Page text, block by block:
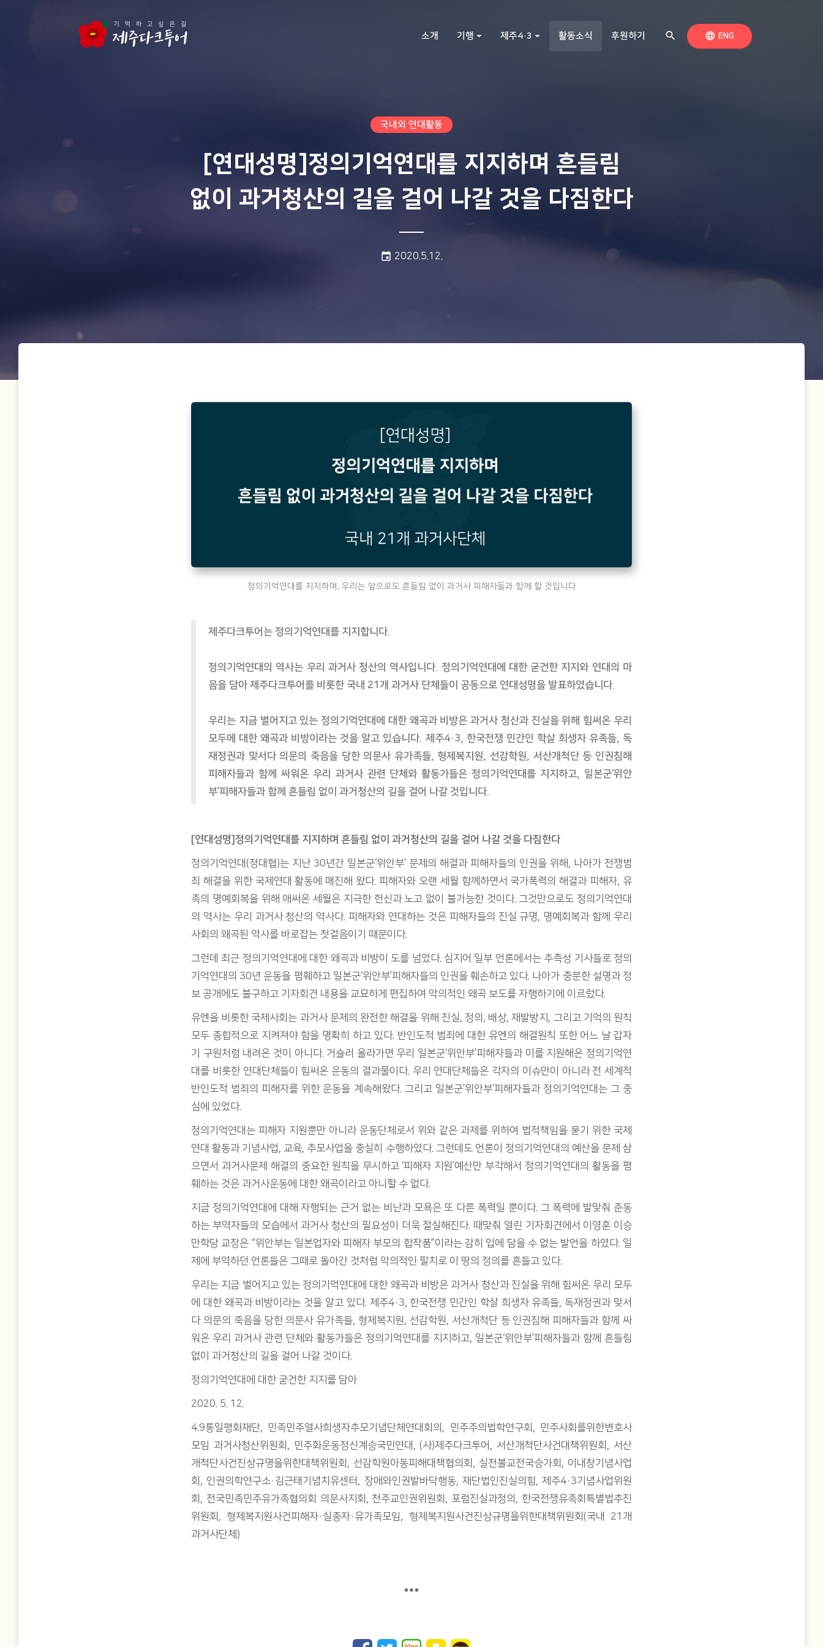
소개 기행 제주4·3 활동소식 (현재 페이지)
후원하기 search 검색하기언어 전환
language ENG
국내외 연대활동
[연대성명]정의기억연대를 지지하며 흔들림
없이 과거청산의 길을 걸어 나갈 것을 다짐한다
event 게시일:
2020.5.12.
정의기억연대를 지지하며, 우리는 앞으로도 흔들림 없이 과거사 피해자들과 함께 할 것입니다
제주다크투어는 정의기억연대를 지지합니다.
정의기억연대의 역사는 우리 과거사 청산의 역사입니다. 정의기억연대에 대한 굳건한 지지와 연대의 마
음을 담아 제주다크투어를 비롯한 국내 21개 과거사 단체들이 공동으로 연대성명을 발표하였습니다.
우리는 지금 벌어지고 있는 정의기억연대에 대한 왜곡과 비방은 과거사 청산과 진실을 위해 힘써온 우리
모두에 대한 왜곡과 비방이라는 것을 알고 있습니다. 제주4·3, 한국전쟁 민간인 학살 희생자 유족들, 독
재정권과 맞서다 의문의 죽음을 당한 의문사 유가족들, 형제복지원, 선감학원, 서산개척단 등 인권침해
피해자들과 함께 싸워온 우리 과거사 관련 단체와 활동가들은 정의기억연대를 지지하고, 일본군‘위안
부’피해자들과 함께 흔들림 없이 과거청산의 길을 걸어 나갈 것입니다.
[연대성명]정의기억연대를 지지하며 흔들림 없이 과거청산의 길을 걸어 나갈 것을 다짐한다
정의기억연대(정대협)는 지난 30년간 일본군‘위안부’ 문제의 해결과 피해자들의 인권을 위해, 나아가 전쟁범
죄 해결을 위한 국제연대 활동에 매진해 왔다. 피해자와 오랜 세월 함께하면서 국가폭력의 해결과 피해자, 유
족의 명예회복을 위해 애써온 세월은 지극한 헌신과 노고 없이 불가능한 것이다. 그것만으로도 정의기억연대
의 역사는 우리 과거사 청산의 역사다. 피해자와 연대하는 것은 피해자들의 진실 규명, 명예회복과 함께 우리
사회의 왜곡된 역사를 바로잡는 첫걸음이기 때문이다.
그런데 최근 정의기억연대에 대한 왜곡과 비방이 도를 넘었다. 심지어 일부 언론에서는 추측성 기사들로 정의
기억연대의 30년 운동을 폄훼하고 일본군‘위안부’피해자들의 인권을 훼손하고 있다. 나아가 충분한 설명과 정
보 공개에도 불구하고 기자회견 내용을 교묘하게 편집하여 악의적인 왜곡 보도를 자행하기에 이르렀다.
유엔을 비롯한 국제사회는 과거사 문제의 완전한 해결을 위해 진실, 정의, 배상, 재발방지, 그리고 기억의 원칙
모두 종합적으로 지켜져야 함을 명확히 하고 있다. 반인도적 범죄에 대한 유엔의 해결원칙 또한 어느 날 갑자
기 구원처럼 내려온 것이 아니다. 거슬러 올라가면 우리 일본군‘위안부’피해자들과 이를 지원해온 정의기억연
대를 비롯한 연대단체들이 힘써온 운동의 결과물이다. 우리 연대단체들은 각자의 이슈만이 아니라 전 세계적
반인도적 범죄의 피해자를 위한 운동을 계속해왔다. 그리고 일본군’위안부’피해자들과 정의기억연대는 그 중
심에 있었다.
정의기억연대는 피해자 지원뿐만 아니라 운동단체로서 위와 같은 과제를 위하여 법적책임을 묻기 위한 국제
연대 활동과 기념사업, 교육, 추모사업을 충실히 수행하였다. 그런데도 언론이 정의기억연대의 예산을 문제 삼
으면서 과거사문제 해결의 중요한 원칙을 무시하고 ‘피해자 지원’예산만 부각해서 정의기억연대의 활동을 폄
훼하는 것은 과거사운동에 대한 왜곡이라고 아니할 수 없다.
지금 정의기억연대에 대해 자행되는 근거 없는 비난과 모욕은 또 다른 폭력일 뿐이다. 그 폭력에 발맞춰 준동
하는 부역자들의 모습에서 과거사 청산의 필요성이 더욱 절실해진다. 때맞춰 열린 기자회견에서 이영훈 이승
만학당 교장은 “위안부는 일본업자와 피해자 부모의 합작품”이라는 감히 입에 담을 수 없는 발언을 하였다. 일
제에 부역하던 언론들은 그때로 돌아간 것처럼 악의적인 필치로 이 땅의 정의를 흔들고 있다.
우리는 지금 벌어지고 있는 정의기억연대에 대한 왜곡과 비방은 과거사 청산과 진실을 위해 힘써온 우리 모두
에 대한 왜곡과 비방이라는 것을 알고 있다. 제주4·3, 한국전쟁 민간인 학살 희생자 유족들, 독재정권과 맞서
다 의문의 죽음을 당한 의문사 유가족들, 형제복지원, 선감학원, 서산개척단 등 인권침해 피해자들과 함께 싸
워온 우리 과거사 관련 단체와 활동가들은 정의기억연대를 지지하고, 일본군‘위안부’피해자들과 함께 흔들림
없이 과거청산의 길을 걸어 나갈 것이다.
정의기억연대에 대한 굳건한 지지를 담아
2020. 5. 12.
4.9통일평화재단, 민족민주열사희생자추모기념단체연대회의, 민주주의법학연구회, 민주사회를위한변호사
모임 과거사청산위원회, 민주화운동정신계승국민연대, (사)제주다크투어, 서산개척단사건대책위원회, 서산
개척단사건진상규명을위한대책위원회, 선감학원아동피해대책협의회, 실천불교전국승가회, 이내창기념사업
회, 인권의학연구소·김근태기념치유센터, 장애와인권발바닥행동, 재단법인진실의힘, 제주4·3기념사업위원
회, 전국민족민주유가족협의회 의문사지회, 천주교인권위원회, 포럼진실과정의, 한국전쟁유족회특별법추진
위원회, 형제복지원사건피해자·실종자·유가족모임, 형제복지원사건진상규명을위한대책위원회(국내 21개
과거사단체)